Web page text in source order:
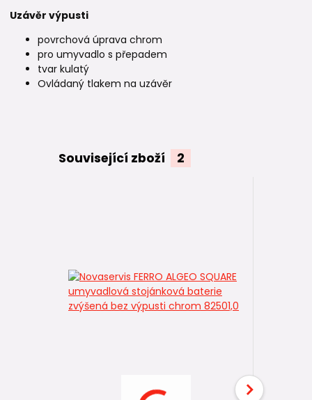
Uzávěr výpusti
povrchová úprava chrom
pro umyvadlo s přepadem
tvar kulatý
Ovládaný tlakem na uzávěr
Související zboží 2